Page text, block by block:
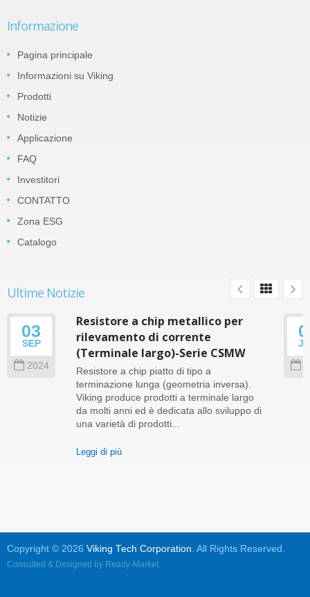
Informazione
Pagina principale
Informazioni su Viking
Prodotti
Notizie
Applicazione
FAQ
Investitori
CONTATTO
Zona ESG
Catalogo
Ultime Notizie
03
SEP
2024
Resistore a chip metallico per
rilevamento di corrente
(Terminale largo)-Serie CSMW
Resistore a chip piatto di tipo a
terminazione lunga (geometria inversa).
Viking produce prodotti a terminale largo
da molti anni ed è dedicata allo sviluppo di
una varietà di prodotti...
Leggi di più
Copyright © 2026 Viking Tech Corporation . All Rights Reserved.
Consulted & Designed by Ready-Market